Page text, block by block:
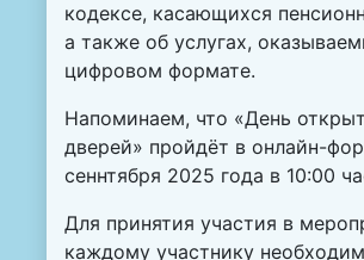
кодексе, касающихся
а также об услугах,
цифровом формате.
Напоминаем, что «День
дверей» пройдёт в онлайн-
сеннтября 2025 года в 10:00
Для принятия участия в
каждому участнику